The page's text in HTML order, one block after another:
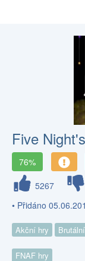
Five
76%
5267
• Přidáno
Akční hry
FNAF hry